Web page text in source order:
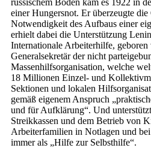
russischem Boden kam es 1922 in
einer Hungersnot. Er überzeugte die
Notwendigkeit des Aufbaus einer
erhielt dabei die Unterstützung
Internationale Arbeiterhilfe,
Generalsekretär der nicht
Massenhilfsorganisation, welche
18 Millionen Einzel- und
Sektionen und lokalen
gemäß eigenem Anspruch
und für Aufklärung“. Und
Streikkassen und dem Betrieb von
Arbeiterfamilien in Notlagen und
immer als „Hilfe zur Selbsthilfe“.